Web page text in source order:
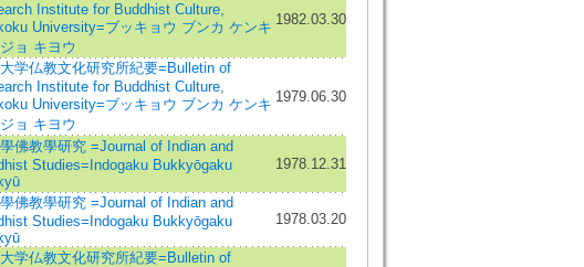
Institute for Buddhist Culture,
University=ブッキョウ ブンカ ケンキ
ョ キヨウ
1982.03.30
学仏教文化研究所紀要=Bulletin of
Institute for Buddhist Culture,
University=ブッキョウ ブンカ ケンキ
ョ キヨウ
1979.06.30
佛教學研究 =Journal of Indian and
Studies=Indogaku Bukkyōgaku
1978.12.31
佛教學研究 =Journal of Indian and
Studies=Indogaku Bukkyōgaku
1978.03.20
学仏教文化研究所紀要=Bulletin of